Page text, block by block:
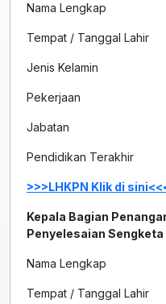
Nama Lengkap :
Tempat / Tanggal
Jenis Kelamin :
Pekerjaan :
Jabatan :
Pendidikan
>>>LHKPN Klik di
Kepala Bagian
Penyelesaian
Nama Lengkap :
Tempat / Tanggal